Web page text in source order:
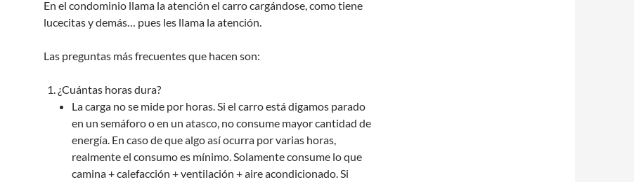
En el condominio llama la atención el carro cargándose, como tiene
lucecitas y demás… pues les llama la atención.
Las preguntas más frecuentes que hacen son:
¿Cuántas horas dura?
La carga no se mide por horas. Si el carro está digamos parado
en un semáforo o en un atasco, no consume mayor cantidad de
energía. En caso de que algo así ocurra por varias horas,
realmente el consumo es mínimo. Solamente consume lo que
camina + calefacción + ventilación + aire acondicionado. Si